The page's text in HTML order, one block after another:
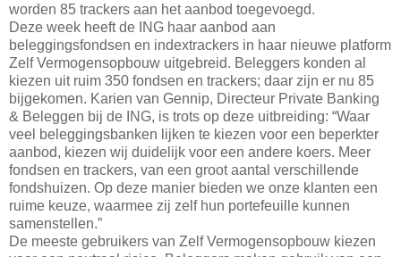
worden 85 trackers aan het aanbod toegevoegd.
Deze week heeft de ING haar aanbod aan
beleggingsfondsen en indextrackers in haar nieuwe platform
Zelf Vermogensopbouw uitgebreid. Beleggers konden al
kiezen uit ruim 350 fondsen en trackers; daar zijn er nu 85
bijgekomen. Karien van Gennip, Directeur Private Banking
& Beleggen bij de ING, is trots op deze uitbreiding: “Waar
veel beleggingsbanken lijken te kiezen voor een beperkter
aanbod, kiezen wij duidelijk voor een andere koers. Meer
fondsen en trackers, van een groot aantal verschillende
fondshuizen. Op deze manier bieden we onze klanten een
ruime keuze, waarmee zij zelf hun portefeuille kunnen
samenstellen.”
De meeste gebruikers van Zelf Vermogensopbouw kiezen